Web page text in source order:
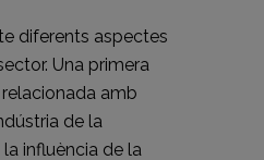
diferents aspectes
Una primera
amb
de la
influència de la